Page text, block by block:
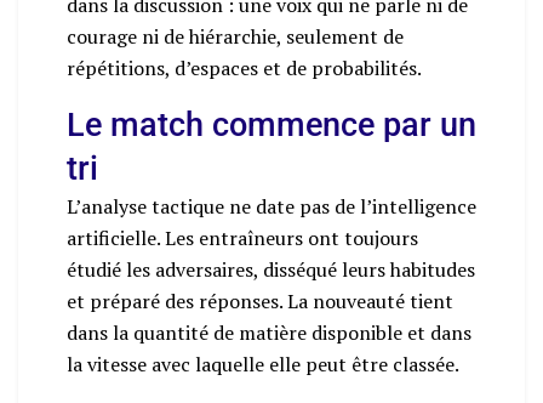
courage ni de hiérarchie, seulement de
répétitions, d’espaces et de probabilités.
Le match commence par un
tri
L’analyse tactique ne date pas de l’intelligence
artificielle. Les entraîneurs ont toujours
étudié les adversaires, disséqué leurs habitudes
et préparé des réponses. La nouveauté tient
dans la quantité de matière disponible et dans
la vitesse avec laquelle elle peut être classée.